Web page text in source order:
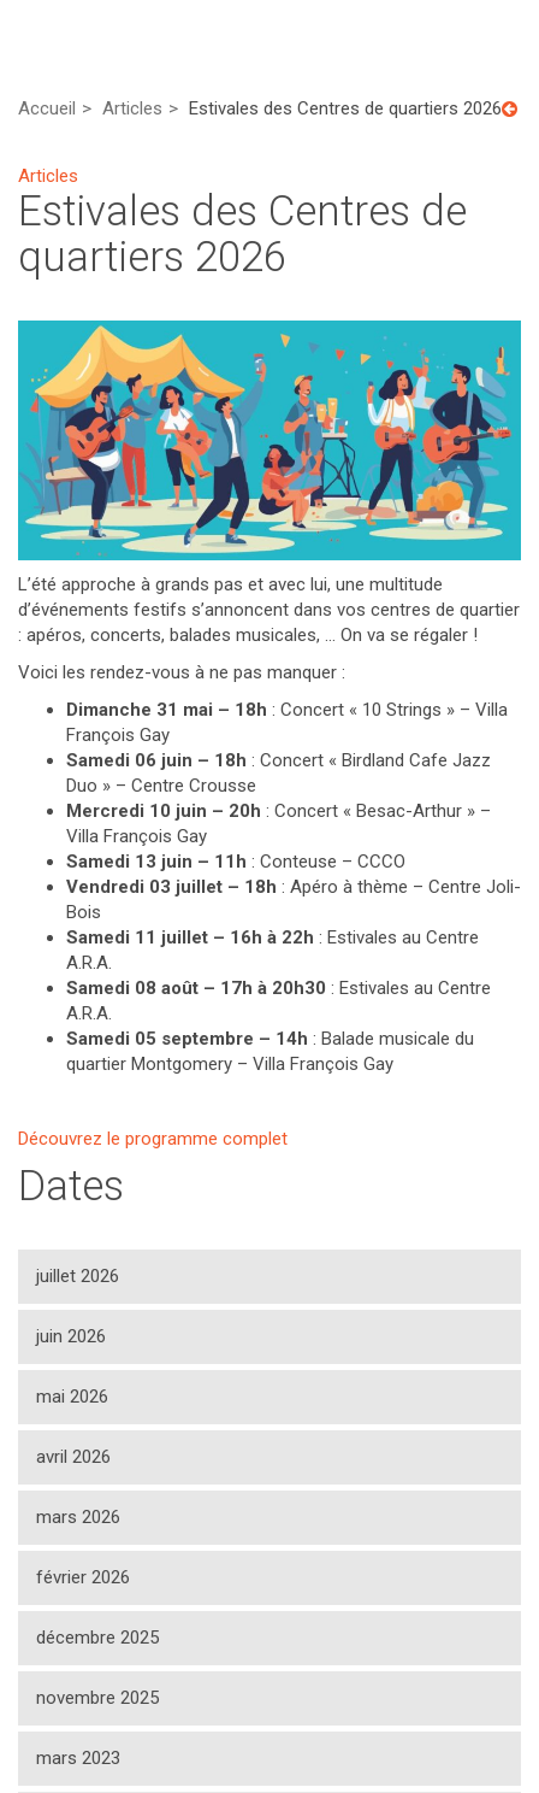
Accueil Articles Estivales des Centres de quartiers 2026
Articles
Estivales des Centres de
quartiers 2026
L’été approche à grands pas et avec lui, une multitude
d’événements festifs s’annoncent dans vos centres de quartier
: apéros, concerts, balades musicales, … On va se régaler !
Voici les rendez-vous à ne pas manquer :
Dimanche 31 mai – 18h : Concert « 10 Strings » – Villa
François Gay
Samedi 06 juin – 18h : Concert « Birdland Cafe Jazz
Duo » – Centre Crousse
Mercredi 10 juin – 20h : Concert « Besac-Arthur » –
Villa François Gay
Samedi 13 juin – 11h : Conteuse – CCCO
Vendredi 03 juillet – 18h : Apéro à thème – Centre Joli-
Bois
Samedi 11 juillet – 16h à 22h : Estivales au Centre
A.R.A.
Samedi 08 août – 17h à 20h30 : Estivales au Centre
A.R.A.
Samedi 05 septembre – 14h : Balade musicale du
quartier Montgomery – Villa François Gay
Découvrez le programme complet
Dates
juillet 2026
juin 2026
mai 2026
avril 2026
mars 2026
février 2026
décembre 2025
novembre 2025
mars 2023